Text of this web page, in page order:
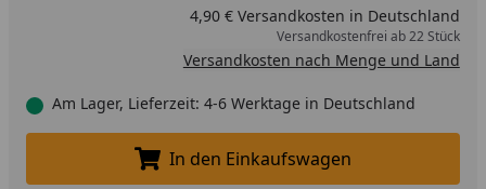
4,90 € Versandkosten in Deutschland
Versandkostenfrei ab 22 Stück
Versandkosten nach Menge und Land
Am Lager, Lieferzeit: 4-6 Werktage in Deutschland
In den Einkaufswagen legen
In den Einkaufswagen